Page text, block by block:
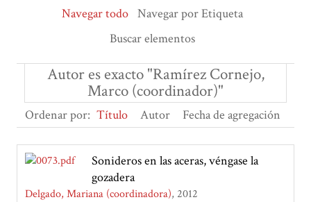
Navegar todo Navegar por Etiqueta
Buscar elementos
Autor es exacto "Ramírez Cornejo,
Marco (coordinador)"
Ordenar por: Título Autor Fecha de agregación
Sonideros en las aceras, véngase la
gozadera
Delgado, Mariana (coordinadora) 2012